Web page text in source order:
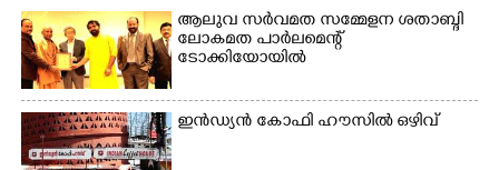
ആലുവ സർവമത സമ്മേളന ശതാബ്ദി
ലോകമത പാർലമെന്റ്
ടോക്കിയോയിൽ
ഇൻഡ്യൻ കോഫി ഹൗസിൽ ഒഴിവ്